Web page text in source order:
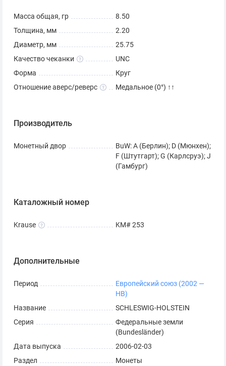
Масса общая, гр
8.50
Толщина, мм
2.20
Диаметр, мм
25.75
Качество чеканки
UNC
Форма
Круг
Отношение аверс/реверс
Медальное (0°) ↑↑
Производитель
Монетный двор
BuW: A (Берлин); D (Мюнхен);
F (Штутгарт); G (Карлсруэ); J
(Гамбург)
Каталожный номер
Krause KM# 253
Дополнительные
Период
Европейский союз (2002 —
НВ)
Название
SCHLESWIG-HOLSTEIN
Серия
Федеральные земли
(Bundesländer)
Дата выпуска
2006-02-03
Раздел
Монеты